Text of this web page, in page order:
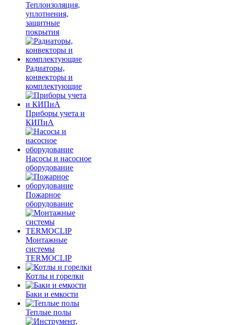
Теплоизоляция,
уплотнения,
защитные
покрытия
Радиаторы,
конвекторы и
комплектующие
Приборы учета и
КИПиА
Насосы и насосное
оборудование
Пожарное
оборудование
Монтажные
системы
TERMOCLIP
Котлы и горелки
Баки и емкости
Теплые полы